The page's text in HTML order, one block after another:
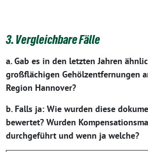
3. Vergleichbare Fälle
a. Gab es in den letzten Jahren
großflächigen Gehölzentfernungen
Region Hannover?
b. Falls ja: Wie wurden diese
bewertet? Wurden
durchgeführt und wenn ja welche?